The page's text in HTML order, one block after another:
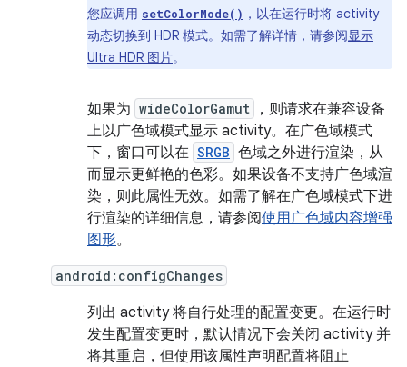
您应调用 setColorMode() ，以在运行时将 activity
动态切换到 HDR 模式。如需了解详情，请参阅显示
Ultra HDR 图片。
如果为 wideColorGamut
，则请求在兼容设备
上以广色域模式显示 activity。在广色域模式
下，窗口可以在 SRGB 色域之外进行渲染，从
而显示更鲜艳的色彩。如果设备不支持广色域渲
染，则此属性无效。如需了解在广色域模式下进
行渲染的详细信息，请参阅使用广色域内容增强
图形。
android:configChanges
列出 activity 将自行处理的配置变更。在运行时
发生配置变更时，默认情况下会关闭 activity 并
将其重启，但使用该属性声明配置将阻止